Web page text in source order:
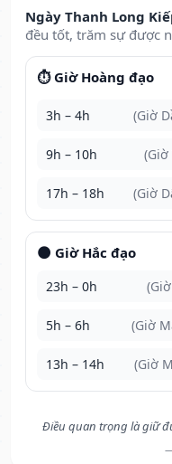
Ngày Thanh Long
đều tốt, trăm sự được
⏱️ Giờ Hoàng đạo
3h – 4h (Giờ
9h – 10h (Giờ
17h – 18h (Giờ
🌑 Giờ Hắc đạo
23h – 0h
5h – 6h (Giờ
13h – 14h (Giờ
Điều quan trọng là giữ